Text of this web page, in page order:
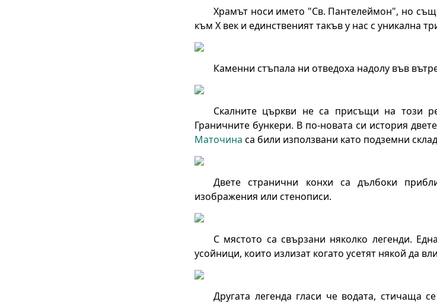
Храмът носи името "Св. Пантелеймон", но
към X век и единственият такъв у нас с уникална
Каменни стъпала ни отведоха надолу във
Скалните църкви не са присъщи на този
Граничните бункери. В по-новата си история
Маточина са били използвани като подземни
Двете странични конхи са дълбоки
изображения или стенописи.
С мястото са свързани няколко легенди.
усойници, които излизат когато усетят някой да
Другата легенда гласи че водата, стичаща